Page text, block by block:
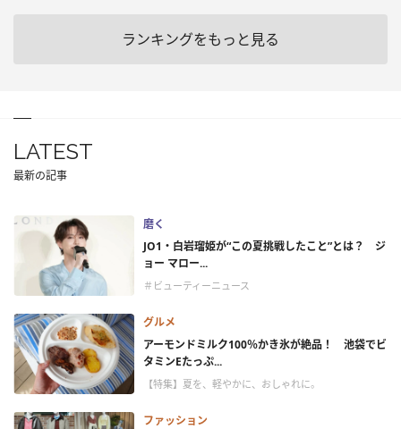
ランキングをもっと見る
LATEST
最新の記事
磨く
JO1・白岩瑠姫が“この夏挑戦したこと”とは？ ジ
ョー マロー...
＃ビューティーニュース
グルメ
アーモンドミルク100％かき氷が絶品！ 池袋でビ
タミンEたっぷ...
【特集】夏を、軽やかに、おしゃれに。
ファッション